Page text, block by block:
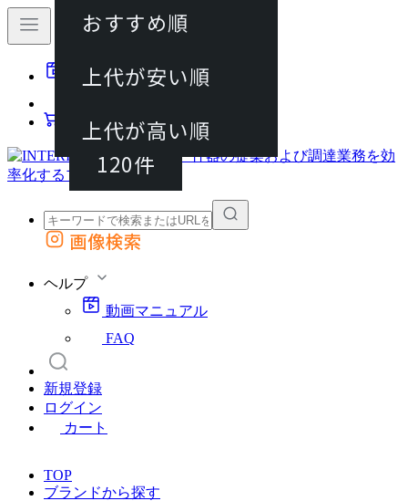
動画マニュアル
カート
外部サイトの商品をカートに追加
画像検索
ヘルプ
動画マニュアル
FAQ
新規登録
ログイン
カート
TOP
ブランドから探す
120件
おすすめ順
上代が安い順
上代が高い順